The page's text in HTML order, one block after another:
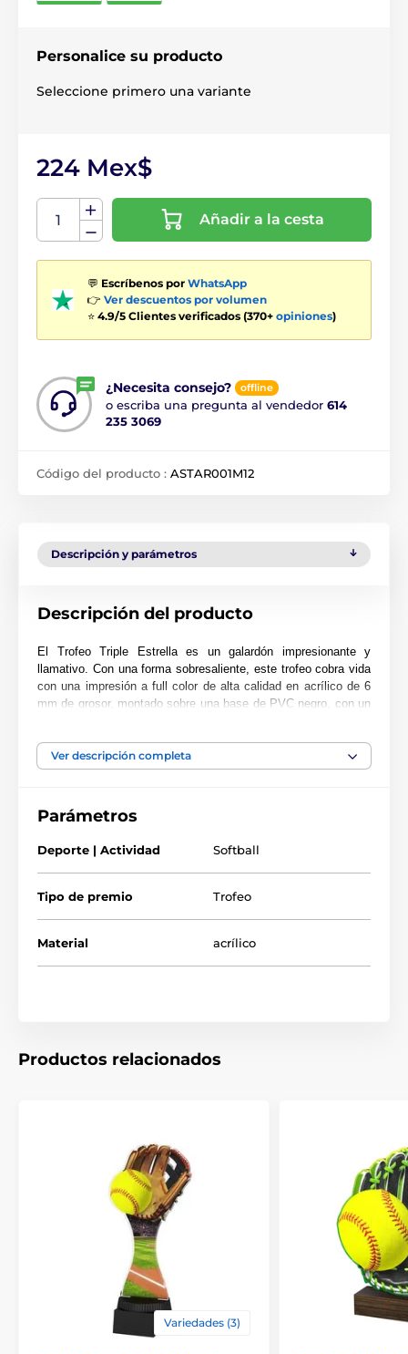
Personalice su producto
Seleccione primero una variante
224 Mex$
Añadir a la cesta
💬 Escríbenos por WhatsApp
👉 Ver descuentos por volumen
⭐ 4.9/5 Clientes verificados (370+ opiniones)
¿Necesita consejo? offline
o escriba una pregunta al vendedor 614
235 3069
Código del producto : ASTAR001M12
Descripción y parámetros
Descripción del producto
El Trofeo Triple Estrella es un galardón impresionante y
llamativo. Con una forma sobresaliente, este trofeo cobra vida
con una impresión a full color de alta calidad en acrílico de 6
mm de grosor, montado sobre una base de PVC negro, con un
El premio también incluye una placa adhesiva de grabado
GRATIS con el texto de su elección. Tenga en cuenta que
Ver descripción completa
Parámetros
Deporte | Actividad Softball
Tipo de premio Trofeo
Material acrílico
Productos relacionados
Variedades (3)